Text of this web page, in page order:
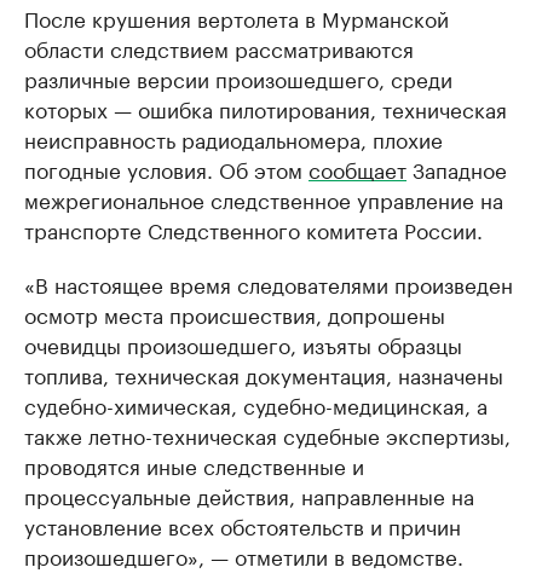
После крушения вертолета в Мурманской
области следствием рассматриваются
различные версии произошедшего, среди
которых — ошибка пилотирования, техническая
неисправность радиодальномера, плохие
погодные условия. Об этом сообщаетЗападное
межрегиональное следственное управление на
транспорте Следственного комитета России.
«В настоящее время следователями произведен
осмотр места происшествия, допрошены
очевидцы произошедшего, изъяты образцы
топлива, техническая документация, назначены
судебно-химическая, судебно-медицинская, а
также летно-техническая судебные экспертизы,
проводятся иные следственные и
процессуальные действия, направленные на
установление всех обстоятельств и причин
произошедшего», — отметили в ведомстве.